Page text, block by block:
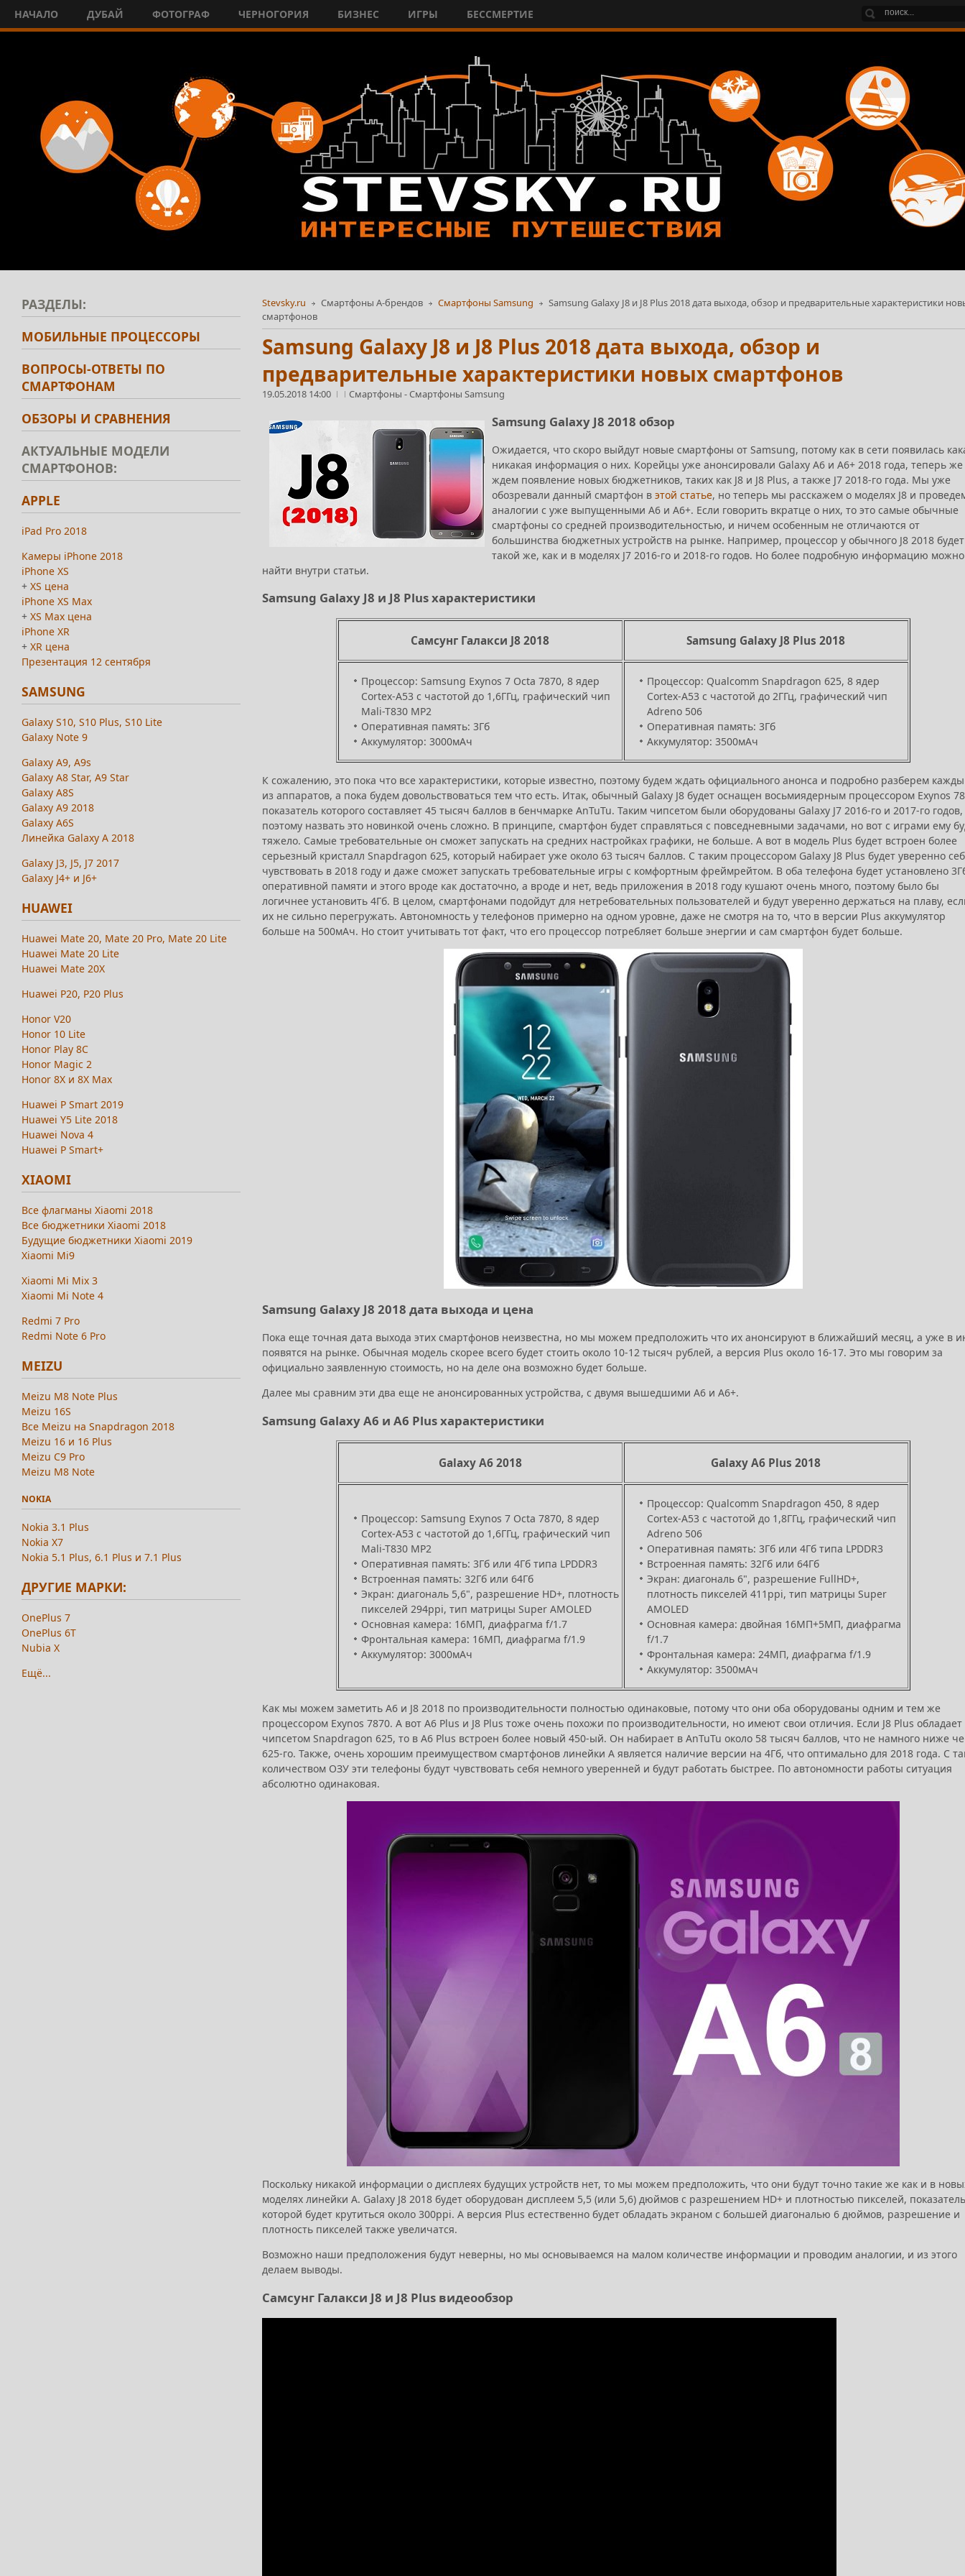
НАЧАЛО ДУБАЙ ФОТОГРАФ ЧЕРНОГОРИЯ БИЗНЕС ИГРЫ БЕССМЕРТИЕ
Stevsky.ru Смартфоны А-брендов Смартфоны Samsung
Samsung Galaxy J8 и J8 Plus 2018 дата выхода, обзор и предварительные характеристики
смартфонов
Samsung Galaxy J8 и J8 Plus 2018 дата выхода, обзор и
предварительные характеристики новых смартфонов
19.05.2018 14:00 Смартфоны -Смартфоны Samsung
Samsung Galaxy J8 2018 обзор
Ожидается, что скоро выйдут новые смартфоны от Samsung, потому как в сети появилась
никакая информация о них. Корейцы уже анонсировали Galaxy A6 и A6+ 2018 года, теперь же
ждем появление новых бюджетников, таких как J8 и J8 Plus, а также J7 2018-го года. Мы уже
обозревали данный смартфон в этой статье, но теперь мы расскажем о моделях J8 и
аналогии с уже выпущенными A6 и A6+. Если говорить вкратце о них, то это самые обычные
смартфоны со средней производительностью, и ничем особенным не отличаются от
большинства бюджетных устройств на рынке. Например, процессор у обычного J8 2018 будет
такой же, как и в моделях J7 2016-го и 2018-го годов. Но более подробную информацию можно
найти внутри статьи.
Samsung Galaxy J8 и J8 Plus характеристики
Самсунг Галакси J8 2018 Samsung Galaxy J8 Plus 2018
Процессор: Samsung Exynos 7 Octa 7870, 8 ядер
Cortex-A53 с частотой до 1,6ГГц, графический чип
Mali-T830 MP2
Оперативная память: 3Гб
Аккумулятор: 3000мАч
Процессор: Qualcomm Snapdragon 625, 8 ядер
Cortex-A53 с частотой до 2ГГц, графический чип
Adreno 506
Оперативная память: 3Гб
Аккумулятор: 3500мАч
К сожалению, это пока что все характеристики, которые известно, поэтому будем ждать официального анонса и подробно разберем
из аппаратов, а пока будем довольствоваться тем что есть. Итак, обычный Galaxy J8 будет оснащен восьмиядерным процессором Exynos
показатель которого составляет 45 тысяч баллов в бенчмарке AnTuTu. Таким чипсетом были оборудованы Galaxy J7 2016-го и 2017-го годов,
поэтому назвать это новинкой очень сложно. В принципе, смартфон будет справляться с повседневными задачами, но вот с играми ему
тяжело. Самые требовательные он сможет запускать на средних настройках графики, не больше. А вот в модель Plus будет встроен более
серьезный кристалл Snapdragon 625, который набирает уже около 63 тысяч баллов. С таким процессором Galaxy J8 Plus будет уверенно
чувствовать в 2018 году и даже сможет запускать требовательные игры с комфортным фреймрейтом. В оба телефона будет установлено
оперативной памяти и этого вроде как достаточно, а вроде и нет, ведь приложения в 2018 году кушают очень много, поэтому было бы
логичнее установить 4Гб. В целом, смартфонами подойдут для нетребовательных пользователей и будут уверенно держаться на плаву,
их не сильно перегружать. Автономность у телефонов примерно на одном уровне, даже не смотря на то, что в версии Plus аккумулятор
больше на 500мАч. Но стоит учитывать тот факт, что его процессор потребляет больше энергии и сам смартфон будет больше.
Samsung Galaxy J8 2018 дата выхода и цена
Пока еще точная дата выхода этих смартфонов неизвестна, но мы можем предположить что их анонсируют в ближайший месяц, а уже в
появятся на рынке. Обычная модель скорее всего будет стоить около 10-12 тысяч рублей, а версия Plus около 16-17. Это мы говорим за
официально заявленную стоимость, но на деле она возможно будет больше.
Далее мы сравним эти два еще не анонсированных устройства, с двумя вышедшими A6 и A6+.
Samsung Galaxy A6 и A6 Plus характеристики
Galaxy A6 2018 Galaxy A6 Plus 2018
Процессор: Samsung Exynos 7 Octa 7870, 8 ядер
Cortex-A53 с частотой до 1,6ГГц, графический чип
Mali-T830 MP2
Оперативная память: 3Гб или 4Гб типа LPDDR3
Встроенная память: 32Гб или 64Гб
Экран: диагональ 5,6", разрешение HD+, плотность
пикселей 294ppi, тип матрицы Super AMOLED
Основная камера: 16МП, диафрагма f/1.7
Фронтальная камера: 16МП, диафрагма f/1.9
Аккумулятор: 3000мАч
Процессор: Qualcomm Snapdragon 450, 8 ядер
Cortex-A53 с частотой до 1,8ГГц, графический чип
Adreno 506
Оперативная память: 3Гб или 4Гб типа LPDDR3
Встроенная память: 32Гб или 64Гб
Экран: диагональ 6", разрешение FullHD+,
плотность пикселей 411ppi, тип матрицы Super
AMOLED
Основная камера: двойная 16МП+5МП, диафрагма
f/1.7
Фронтальная камера: 24МП, диафрагма f/1.9
Аккумулятор: 3500мАч
Как мы можем заметить A6 и J8 2018 по производительности полностью одинаковые, потому что они оба оборудованы одним и тем же
процессором Exynos 7870. А вот A6 Plus и J8 Plus тоже очень похожи по производительности, но имеют свои отличия. Если J8 Plus обладает
чипсетом Snapdragon 625, то в A6 Plus встроен более новый 450-ый. Он набирает в AnTuTu около 58 тысяч баллов, что не намного ниже
625-го. Также, очень хорошим преимуществом смартфонов линейки A является наличие версии на 4Гб, что оптимально для 2018 года. С
количеством ОЗУ эти телефоны будут чувствовать себя немного уверенней и будут работать быстрее. По автономности работы ситуация
абсолютно одинаковая.
Поскольку никакой информации о дисплеях будущих устройств нет, то мы можем предположить, что они будут точно такие же как и в
моделях линейки A. Galaxy J8 2018 будет оборудован дисплеем 5,5 (или 5,6) дюймов с разрешением HD+ и плотностью пикселей, показатель
которой будет крутиться около 300ppi. А версия Plus естественно будет обладать экраном с большей диагональю 6 дюймов, разрешение и
плотность пикселей также увеличатся.
Возможно наши предположения будут неверны, но мы основываемся на малом количестве информации и проводим аналогии, и из этого
делаем выводы.
Самсунг Галакси J8 и J8 Plus видеообзор
РАЗДЕЛЫ:
МОБИЛЬНЫЕ ПРОЦЕССОРЫ
ВОПРОСЫ-ОТВЕТЫ ПО
СМАРТФОНАМ
ОБЗОРЫ И СРАВНЕНИЯ
АКТУАЛЬНЫЕ МОДЕЛИ
СМАРТФОНОВ:
APPLE
iPad Pro 2018
Камеры iPhone 2018
iPhone XS
+ XS цена
iPhone XS Max
+ XS Max цена
iPhone XR
+ XR цена
Презентация 12 сентября
SAMSUNG
Galaxy S10, S10 Plus, S10 Lite
Galaxy Note 9
Galaxy A9, A9s
Galaxy A8 Star, A9 Star
Galaxy A8S
Galaxy A9 2018
Galaxy A6S
Линейка Galaxy A 2018
Galaxy J3, J5, J7 2017
Galaxy J4+ и J6+
HUAWEI
Huawei Mate 20, Mate 20 Pro, Mate 20 Lite
Huawei Mate 20 Lite
Huawei Mate 20X
Huawei P20, P20 Plus
Honor V20
Honor 10 Lite
Honor Play 8C
Honor Magic 2
Honor 8X и 8X Max
Huawei P Smart 2019
Huawei Y5 Lite 2018
Huawei Nova 4
Huawei P Smart+
XIAOMI
Все флагманы Xiaomi 2018
Все бюджетники Xiaomi 2018
Будущие бюджетники Xiaomi 2019
Xiaomi Mi9
Xiaomi Mi Mix 3
Xiaomi Mi Note 4
Redmi 7 Pro
Redmi Note 6 Pro
MEIZU
Meizu M8 Note Plus
Meizu 16S
Все Meizu на Snapdragon 2018
Meizu 16 и 16 Plus
Meizu C9 Pro
Meizu M8 Note
NOKIA
Nokia 3.1 Plus
Nokia X7
Nokia 5.1 Plus, 6.1 Plus и 7.1 Plus
ДРУГИЕ МАРКИ:
OnePlus 7
OnePlus 6T
Nubia X
Ещё...